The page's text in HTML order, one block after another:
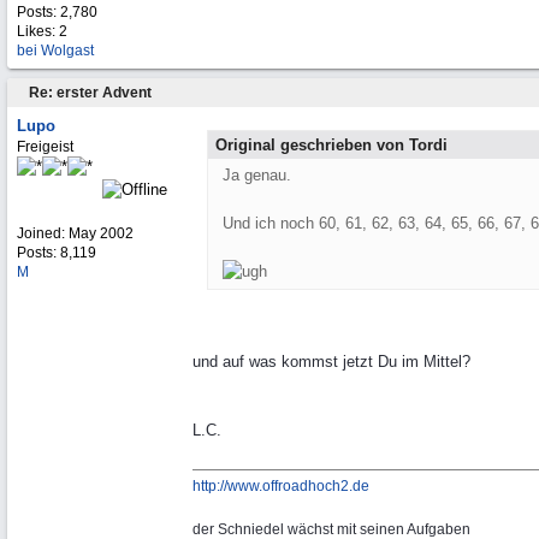
Posts: 2,780
Likes: 2
bei Wolgast
Re: erster Advent
Lupo
Freigeist
Joined: May 2002
Posts: 8,119
M
Original geschrieben von Tordi
Ja genau.
Und ich noch 60, 61, 62, 63, 64, 65, 66, 67,
und auf was kommst jetzt Du im Mittel?
L.C.
http://www.offroadhoch2.de
der Schniedel wächst mit seinen Aufgaben